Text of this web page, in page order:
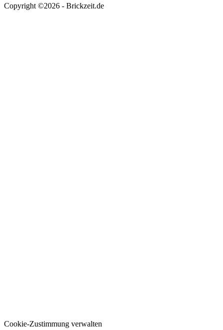
Copyright ©2026 - Brickzeit.de
Cookie-Zustimmung verwalten